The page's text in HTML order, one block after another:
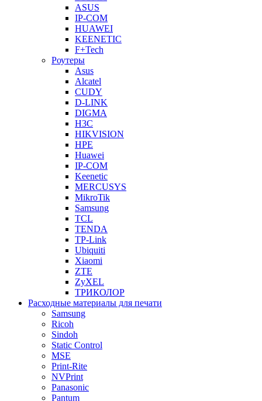
ASUS
IP-COM
HUAWEI
KEENETIC
F+Tech
Роутеры
Asus
Alcatel
CUDY
D-LINK
DIGMA
H3C
HIKVISION
HPE
Huawei
IP-COM
Keenetic
MERCUSYS
MikroTik
Samsung
TCL
TENDA
TP-Link
Ubiquiti
Xiaomi
ZTE
ZyXEL
ТРИКОЛОР
Расходные материалы для печати
Samsung
Ricoh
Sindoh
Static Control
MSE
Print-Rite
NVPrint
Panasonic
Pantum